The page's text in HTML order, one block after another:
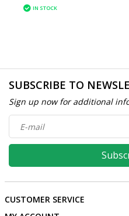
IN STOCK
SUBSCRIBE TO
Sign up now for additional
CUSTOMER SERVICE